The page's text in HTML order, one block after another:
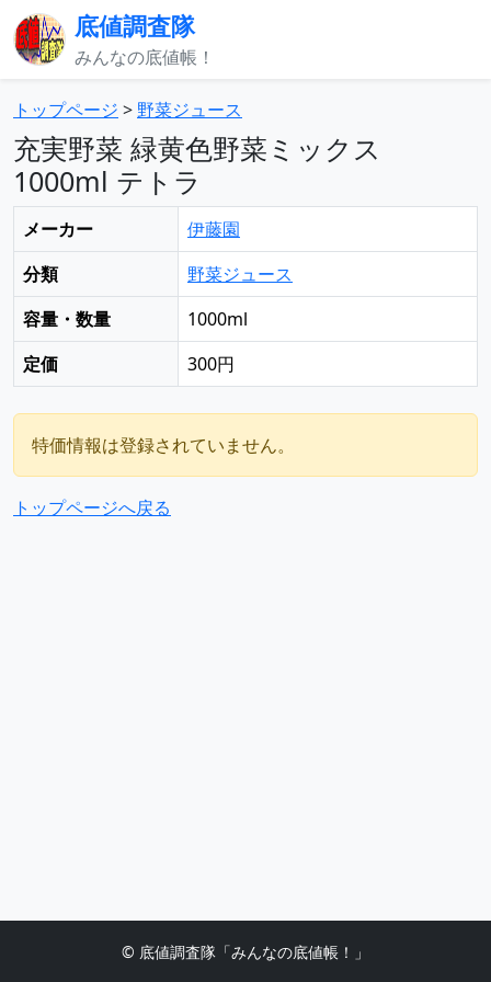
底値調査隊
みんなの底値帳！
トップページ >野菜ジュース
充実野菜 緑黄色野菜ミックス
1000ml テトラ
メーカー
伊藤園
分類
野菜ジュース
容量・数量
1000ml
定価
300円
特価情報は登録されていません。
トップページへ戻る
© 底値調査隊「みんなの底値帳！」